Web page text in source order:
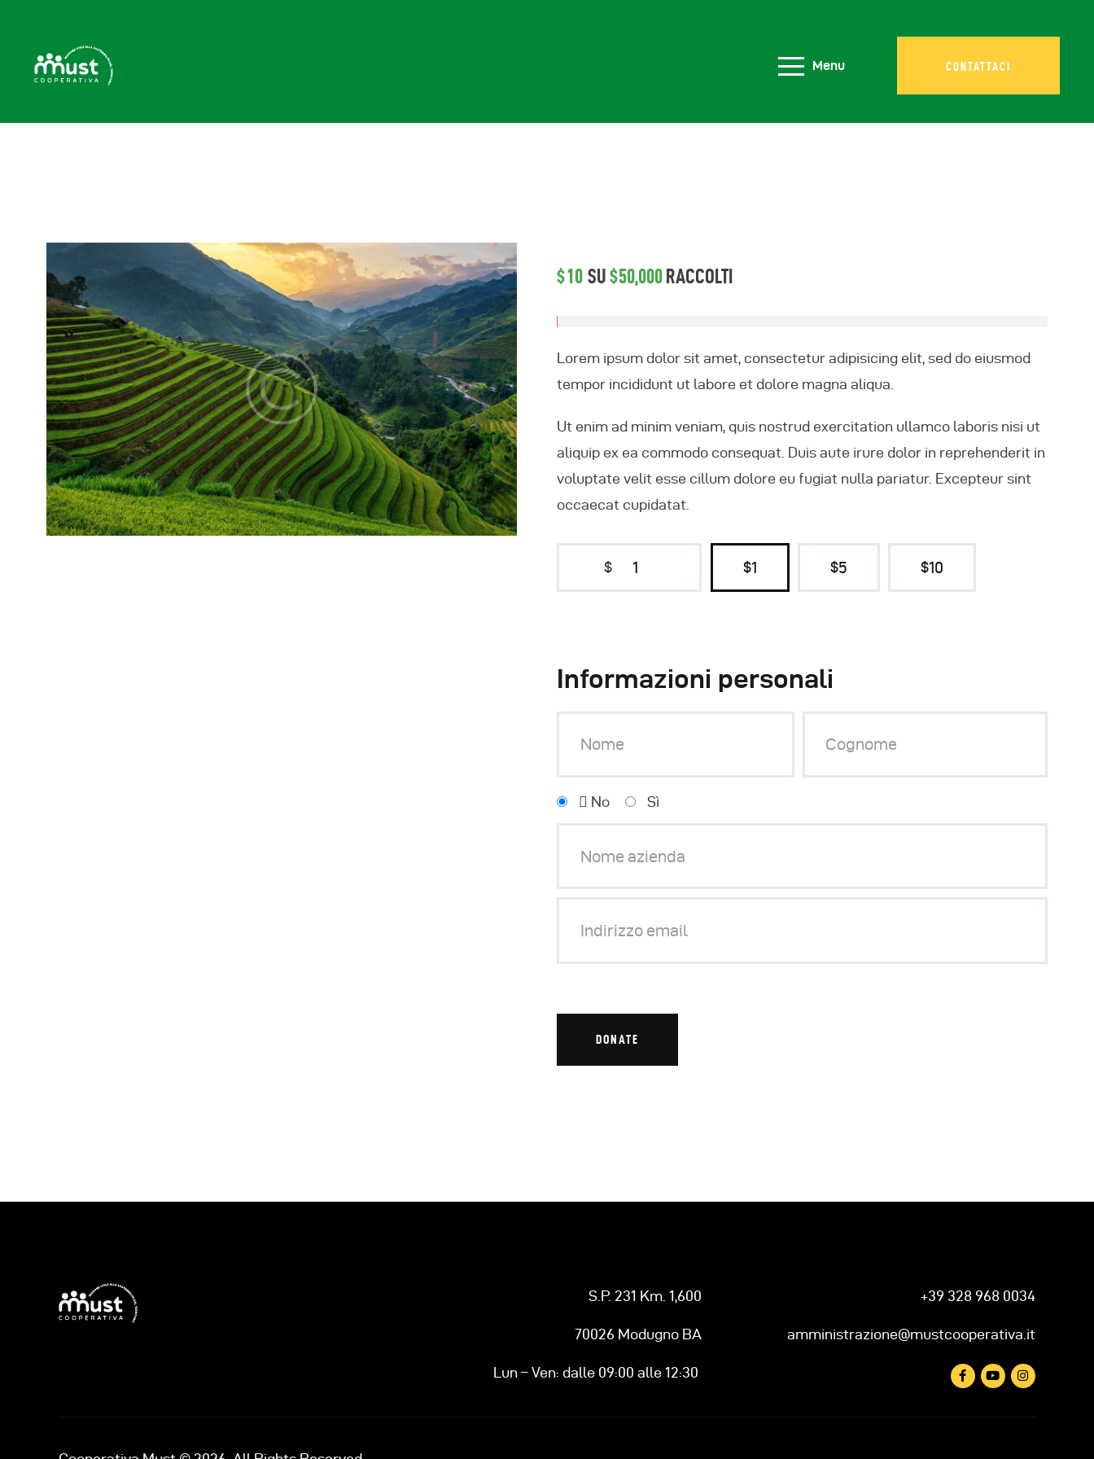
Menu CONTATTACI
Blog
Progetti
Contatti
$10 SU$50,000RACCOLTI
Lorem ipsum dolor sit amet, consectetur adipisicing elit, sed do eiusmod
tempor incididunt ut labore et dolore magna aliqua.
Ut enim ad minim veniam, quis nostrud exercitation ullamco laboris nisi ut
aliquip ex ea commodo consequat. Duis aute irure dolor in reprehenderit in
voluptate velit esse cillum dolore eu fugiat nulla pariatur. Excepteur sint
occaecat cupidatat.
$ 1 $1 $5 $10
Informazioni personali
No Sì
S.P. 231 Km. 1,600
70026 Modugno BA
Lun – Ven: dalle 09:00 alle 12:30
+39 328 968 0034
amministrazione@mustcooperativa.it